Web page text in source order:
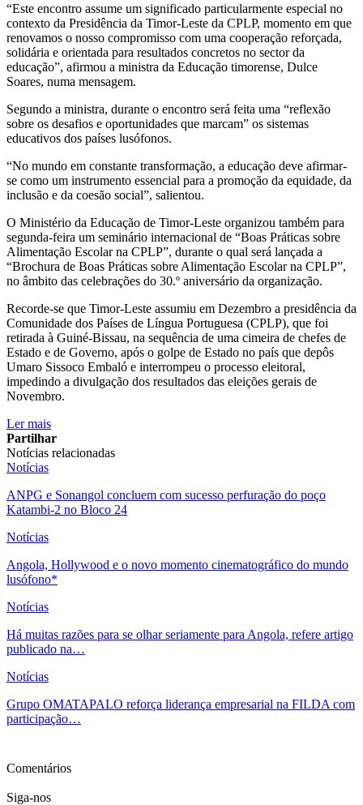
“Este encontro assume um significado particularmente especial no
contexto da Presidência da Timor-Leste da CPLP, momento em que
renovamos o nosso compromisso com uma cooperação reforçada,
solidária e orientada para resultados concretos no sector da
educação”, afirmou a ministra da Educação timorense, Dulce
Soares, numa mensagem.
Segundo a ministra, durante o encontro será feita uma “reflexão
sobre os desafios e oportunidades que marcam” os sistemas
educativos dos países lusófonos.
“No mundo em constante transformação, a educação deve afirmar-
se como um instrumento essencial para a promoção da equidade, da
inclusão e da coesão social”, salientou.
O Ministério da Educação de Timor-Leste organizou também para
segunda-feira um seminário internacional de “Boas Práticas sobre
Alimentação Escolar na CPLP”, durante o qual será lançada a
“Brochura de Boas Práticas sobre Alimentação Escolar na CPLP”,
no âmbito das celebrações do 30.º aniversário da organização.
Recorde-se que Timor-Leste assumiu em Dezembro a presidência da
Comunidade dos Países de Língua Portuguesa (CPLP), que foi
retirada à Guiné-Bissau, na sequência de uma cimeira de chefes de
Estado e de Governo, após o golpe de Estado no país que depôs
Umaro Sissoco Embaló e interrompeu o processo eleitoral,
impedindo a divulgação dos resultados das eleições gerais de
Novembro.
Ler mais
Partilhar
Notícias relacionadas
Notícias
ANPG e Sonangol concluem com sucesso perfuração do poço
Katambi-2 no Bloco 24
Notícias
Angola, Hollywood e o novo momento cinematográfico do mundo
lusófono*
Notícias
Há muitas razões para se olhar seriamente para Angola, refere artigo
publicado na…
Notícias
Grupo OMATAPALO reforça liderança empresarial na FILDA com
participação…
Comentários
Siga-nos